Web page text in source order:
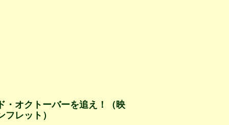
・オクトーバーを追え！（映
フレット）